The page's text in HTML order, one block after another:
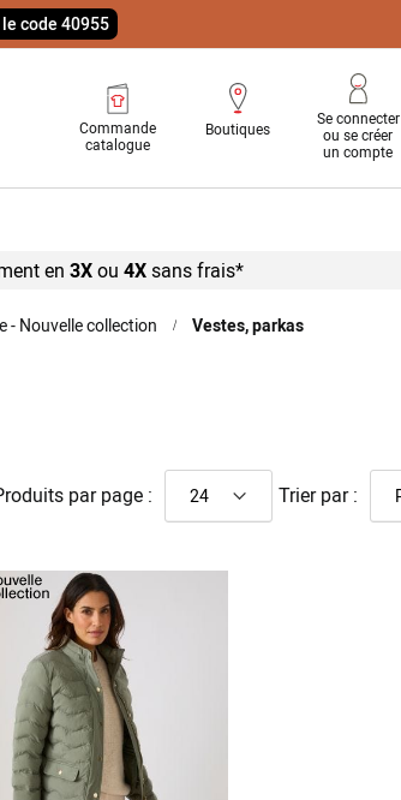
code 40955
Commande
catalogue
Boutiques
Se connecter
ou se créer
un compte
en 3Xou 4Xsansfrais*
- Nouvelle collection Vestes, parkas
par page : Trier par :